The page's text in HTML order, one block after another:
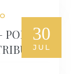
30
JUL
PODE